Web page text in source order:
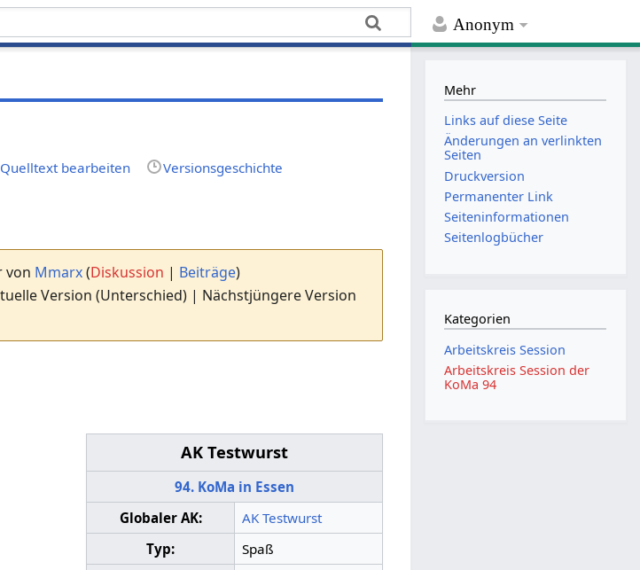
Anonym
Quelltext bearbeiten Versionsgeschichte
von Mmarx(Diskussion | Beiträge)
Version (Unterschied) | Nächstjüngere Version
AK Testwurst
94. KoMa in Essen
Globaler AK:
AK Testwurst
Typ:
Spaß
Mehr
Links auf diese Seite
Änderungen an verlinkten
Seiten
Druckversion
Permanenter Link
Seiten­­informationen
Seitenlogbücher
Kategorien
Arbeitskreis Session
Arbeitskreis Session der
KoMa 94